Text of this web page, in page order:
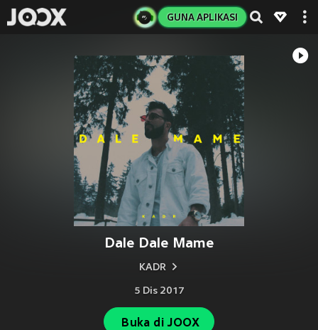
GUNA APLIKASI
Dale Dale Mame
KADR
5 Dis 2017
Buka di JOOX